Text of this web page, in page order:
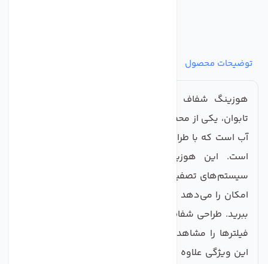
توضیحات محصول
هوزینگ شفاف دستگاه تصفیه آب خانگی تانک پک
تابوان، یکی از محصولات بی‌نظیر و کارآمد در زمینه تصفیه
آب است که با طراحی خلاقانه و مواد باکیفیت تولید شده
است. این هوزینگ، به‌عنوان یک جزء اساسی در
سیستم‌های تصفیه آب خانگی عمل می‌کند و به شما این
امکان را می‌دهد که از آب پاک و سالم نهایت استفاده را
ببرید. طراحی شفاف آن، به شما اجازه می‌دهد تا به‌راحتی
فیلترها را مشاهده کرده و از وضعیت آنها مطلع شوید،
این ویژگی علاوه بر زیبایی، کارایی و راحتی استفاده را به